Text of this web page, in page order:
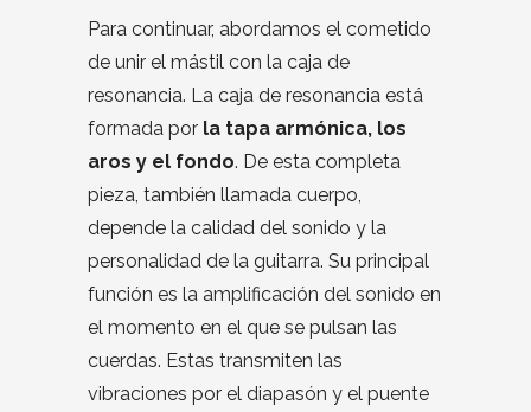
Para continuar, abordamos el cometido
de unir el mástil con la caja de
resonancia. La caja de resonancia está
formada por la tapa armónica, los
aros y el fondo. De esta completa
pieza, también llamada cuerpo,
depende la calidad del sonido y la
personalidad de la guitarra. Su principal
función es la amplificación del sonido en
el momento en el que se pulsan las
cuerdas. Estas transmiten las
vibraciones por el diapasón y el puente